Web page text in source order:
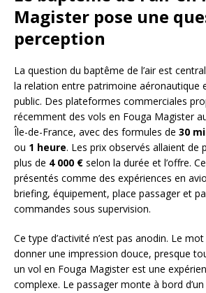
Magister pose une
perception
La question du baptême de l’air est
la relation entre patrimoine aéronautique
public. Des plateformes commerciales
récemment des vols en Fouga Magister
Île-de-France, avec des formules de 30
ou 1 heure. Les prix observés allaient de
plus de 4 000 € selon la durée et l’offre.
présentés comme des expériences en
briefing, équipement, place passager et
commandes sous supervision.
Ce type d’activité n’est pas anodin. Le
donner une impression douce, presque
un vol en Fouga Magister est une
complexe. Le passager monte à bord